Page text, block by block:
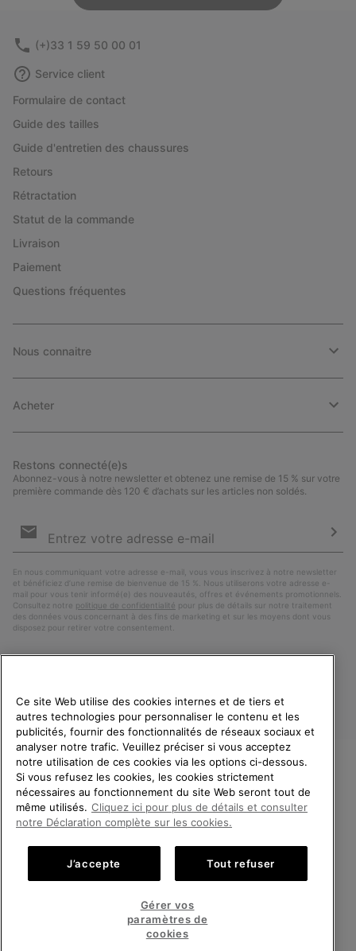
(+)33 1 59 50 00 01
Service client
Formulaire de contact
Guide des tailles
Guide d'entretien des chaussures
Retours
Rétractation
Statut de la commande
Livraison
Paiement
Questions fréquentes
Nous connaitre
Acheter
Restons connecté(e)s
Abonnez-vous à notre newsletter et obtenez une remise de 15 % sur votre
première commande dès 120 € d’achats sur les articles non soldés.
par
En nous communiquant votre adresse e-mail, vous vous inscrivez à notre newsletter
et bénéficiez d’une remise de bienvenue de 15 %. Nous utiliserons votre adresse e-
mail pour vous tenir informé(e) des nouveautés, offres et événements promotionnels.
Consultez notre politique de confidentialité pour plus de détails sur notre traitement
des données vous concernant à des fins de marketing et sur les moyens dont vous
disposez pour retirer votre consentement.
France
©2026 SOREL. Tous droits réservés.
Politique De Confidentialite
Conditions Générales de Vente Garanties Légales
Impressum Public CBCR
Service client: Lun - Sam de 9h à 13h et de 14h à 18h
BIENVENUE CHEZ SOREL.
VEUILLEZ SÉLECTIONNER
VOTRE PAYS DE LIVRAISON.
Achats en ligne disponibles
Ce site Web utilise des cookies internes et de tiers et
autres technologies pour personnaliser le contenu et les
publicités, fournir des fonctionnalités de réseaux sociaux et
analyser notre trafic. Veuillez préciser si vous acceptez
notre utilisation de ces cookies via les options ci-dessous.
Si vous refusez les cookies, les cookies strictement
nécessaires au fonctionnement du site Web seront tout de
même utilisés. Cliquez ici pour plus de détails et consulter
notre Déclaration complète sur les cookies.
J’accepte Tout refuser
Gérer vos
paramètres de
cookies